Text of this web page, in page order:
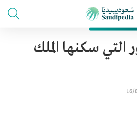
التي سكنها الملك
16/